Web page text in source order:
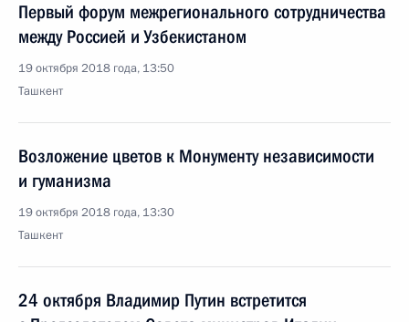
Первый форум межрегионального сотрудничества
между Россией и Узбекистаном
19 октября 2018 года, 13:50
Ташкент
Возложение цветов к Монументу независимости
и гуманизма
19 октября 2018 года, 13:30
Ташкент
24 октября Владимир Путин встретится